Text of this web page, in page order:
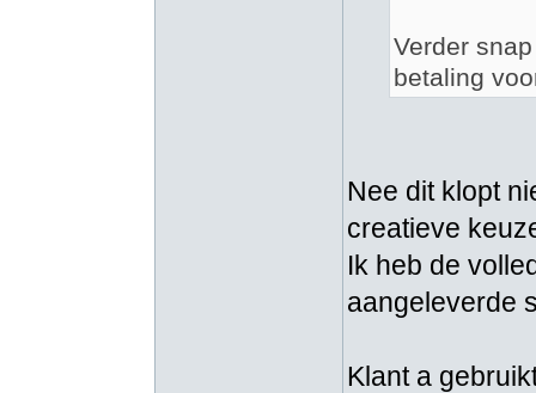
Verder
betaling
Nee dit klopt
creatieve
Ik heb de
aangeleverde
Klant a